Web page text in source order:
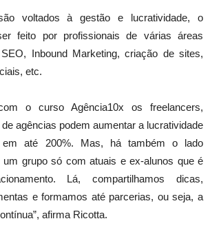
voltados à gestão e lucratividade, o
feito por profissionais de várias áreas
Inbound Marketing, criação de sites,
etc.
o curso Agência10x os freelancers,
agências podem aumentar a lucratividade
até 200%. Mas, há também o lado
um grupo só com atuais e ex-alunos que é
Lá, compartilhamos dicas,
e formamos até parcerias, ou seja, a
afirma Ricotta.